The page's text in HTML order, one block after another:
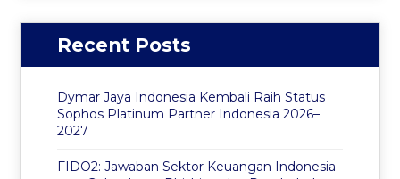
Recent Posts
Dymar Jaya Indonesia Kembali Raih Status
Sophos Platinum Partner Indonesia 2026–
2027
FIDO2: Jawaban Sektor Keuangan Indonesia